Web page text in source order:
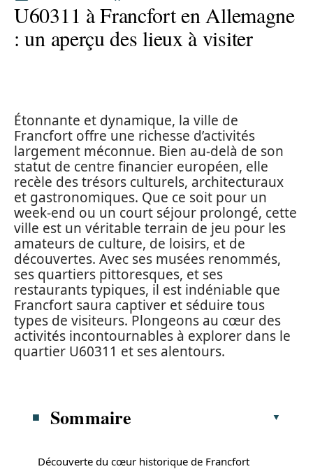
U60311 à Francfort en Allemagne
: un aperçu des lieux à visiter
Étonnante et dynamique, la ville de
Francfort offre une richesse d’activités
largement méconnue. Bien au-delà de son
statut de centre financier européen, elle
recèle des trésors culturels, architecturaux
et gastronomiques. Que ce soit pour un
week-end ou un court séjour prolongé, cette
ville est un véritable terrain de jeu pour les
amateurs de culture, de loisirs, et de
découvertes. Avec ses musées renommés,
ses quartiers pittoresques, et ses
restaurants typiques, il est indéniable que
Francfort saura captiver et séduire tous
types de visiteurs. Plongeons au cœur des
activités incontournables à explorer dans le
quartier U60311 et ses alentours.
Sommaire
Découverte du cœur historique de Francfort